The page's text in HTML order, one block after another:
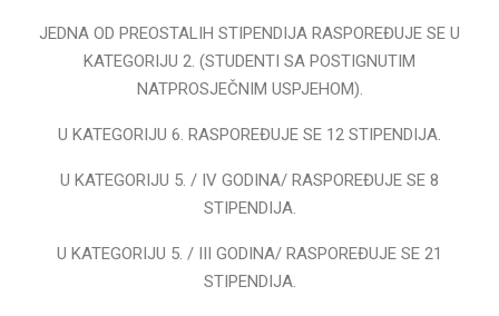
JEDNA OD PREOSTALIH STIPENDIJA RASPOREĐUJE SE U
KATEGORIJU 2. (STUDENTI SA POSTIGNUTIM
NATPROSJEČNIM USPJEHOM).
U KATEGORIJU 6. RASPOREĐUJE SE 12 STIPENDIJA.
U KATEGORIJU 5. / IV GODINA/ RASPOREĐUJE SE 8
STIPENDIJA.
U KATEGORIJU 5. / III GODINA/ RASPOREĐUJE SE 21
STIPENDIJA.